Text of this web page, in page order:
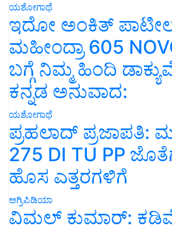
ಯಶೋಗಾಥೆ
ಇದೋ ಅಂಕಿತ್
ಮಹೀಂದ್ರಾ 605
ಬಗ್ಗೆ ನಿಮ್ಮ ಹಿಂದಿ
ಕನ್ನಡ ಅನುವಾದ:
ಯಶೋಗಾಥೆ
ಪ್ರಹಲಾದ್ ಪ್ರಜಾಪತಿ:
275 DI TU PP
ಹೊಸ ಎತ್ತರಗಳಿಗೆ
ಅಗ್ರಿಪಿಡಿಯಾ
ವಿಮಲ್ ಕುಮಾರ್: